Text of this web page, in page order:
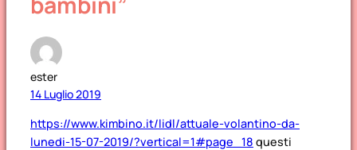
ester
14 Luglio 2019
https://www.kimbino.it/lidl/attuale-volantino-da-
lunedi-15-07-2019/?vertical=1#page_18 questi